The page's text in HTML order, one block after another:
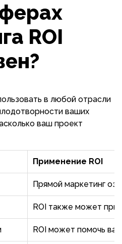
ROI
в любой отрасли
ваших
ваш проект
Применение ROI
Прямой маркетинг
ROI также может
ROI может помочь